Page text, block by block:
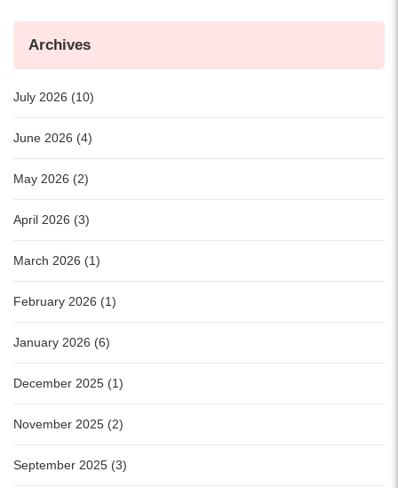
Archives
July 2026 (10)
June 2026 (4)
May 2026 (2)
April 2026 (3)
March 2026 (1)
February 2026 (1)
January 2026 (6)
December 2025 (1)
November 2025 (2)
September 2025 (3)